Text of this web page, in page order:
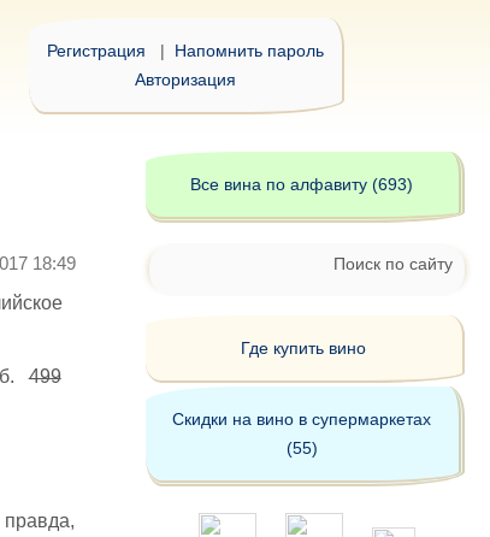
Регистрация | Напомнить пароль
Авторизация
18:49
499
Все вина по алфавиту (693)
Поиск по сайту
Где купить вино
Скидки на вино в супермаркетах
(55)